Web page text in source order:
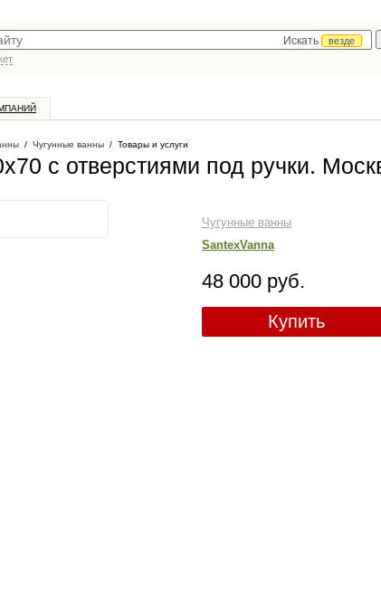
Искать
везде
/ Чугунные ванны / Товары и услуги
с отверстиями под ручки.
Чугунные ванны
SantexVanna
48 000 руб.
Купить